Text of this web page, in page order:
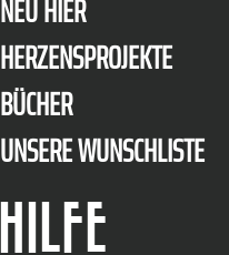
NEU HIER
HERZENSPROJEKTE
BÜCHER
UNSERE WUNSCHLISTE
HILFE